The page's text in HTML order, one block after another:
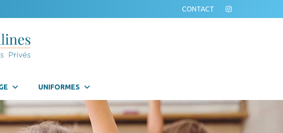
CONTACT
UNIFORMES